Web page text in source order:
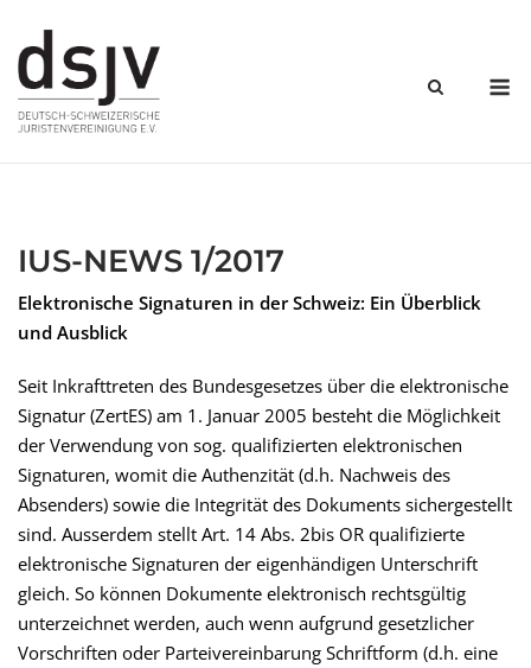
content
IUS-NEWS 1/2017
Elektronische Signaturen in der Schweiz: Ein Überblick
und Ausblick
Seit Inkrafttreten des Bundesgesetzes über die elektronische
Signatur (ZertES) am 1. Januar 2005 besteht die Möglichkeit
der Verwendung von sog. qualifizierten elektronischen
Signaturen, womit die Authenzität (d.h. Nachweis des
Absenders) sowie die Integrität des Dokuments sichergestellt
sind. Ausserdem stellt Art. 14 Abs. 2bis OR qualifizierte
elektronische Signaturen der eigenhändigen Unterschrift
gleich. So können Dokumente elektronisch rechtsgültig
unterzeichnet werden, auch wenn aufgrund gesetzlicher
Vorschriften oder Parteivereinbarung Schriftform (d.h. eine